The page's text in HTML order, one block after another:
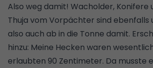
Also weg damit! Wacholder, Konifere
Thuja vom Vorpächter sind ebenfalls
also auch ab in die Tonne damit.
hinzu: Meine Hecken waren
erlaubten 90 Zentimeter. Da musste